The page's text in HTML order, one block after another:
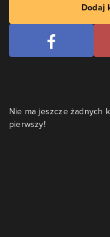
Dodaj
Nie ma jeszcze żadnych
pierwszy!